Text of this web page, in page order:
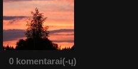
0 komentarai(-ų)